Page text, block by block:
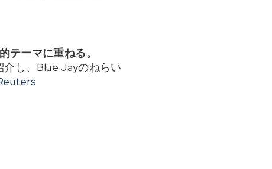
テーマに重ねる。
し、Blue Jayのねらい